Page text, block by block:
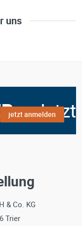
uns
jetzt anmelden
& Co. KG
Trier